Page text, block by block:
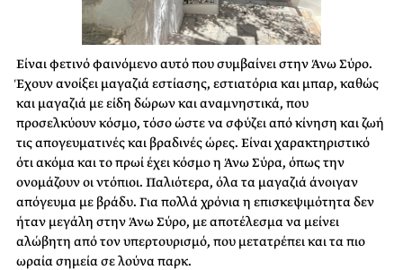
Είναι φετινό φαινόμενο αυτό που συμβαίνει στην Άνω Σύρο.
Έχουν ανοίξει μαγαζιά εστίασης, εστιατόρια και μπαρ, καθώς
και μαγαζιά με είδη δώρων και αναμνηστικά, που
προσελκύουν κόσμο, τόσο ώστε να σφύζει από κίνηση και ζωή
τις απογευματινές και βραδινές ώρες. Είναι χαρακτηριστικό
ότι ακόμα και το πρωί έχει κόσμο η Άνω Σύρα, όπως την
ονομάζουν οι ντόπιοι. Παλιότερα, όλα τα μαγαζιά άνοιγαν
απόγευμα με βράδυ. Για πολλά χρόνια η επισκεψιμότητα δεν
ήταν μεγάλη στην Άνω Σύρο, με αποτέλεσμα να μείνει
αλώβητη από τον υπερτουρισμό, που μετατρέπει και τα πιο
ωραία σημεία σε λούνα παρκ.